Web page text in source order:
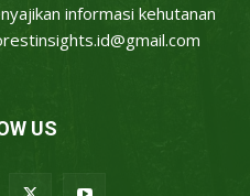
informasi kehutanan
US